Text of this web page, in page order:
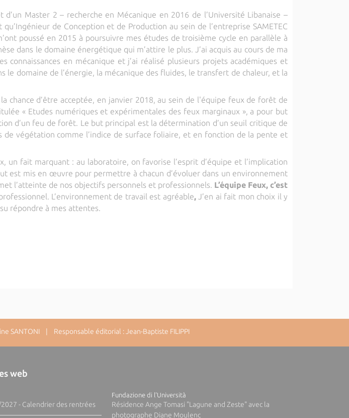
Master 2 – recherche en Mécanique en 2016 de l’Université Libanaise –
de Conception et de Production au sein de l’entreprise SAMETEC
poussé en 2015 à poursuivre mes études de troisième cycle en parallèle à
dans le domaine énergétique qui m’attire le plus. J’ai acquis au cours de ma
en mécanique et j’ai réalisé plusieurs projets académiques et
le domaine de l’énergie, la mécanique des fluides, le transfert de chaleur, et la
chance d’être acceptée, en janvier 2018, au sein de l'équipe feux de forêt de
« Etudes numériques et expérimentales des feux marginaux », a pour but
d’un feu de forêt. Le but principal est la détermination d’un seuil critique de
végétation comme l’indice de surface foliaire, et en fonction de la pente et
un fait marquant : au laboratoire, on favorise l’esprit d’équipe et l’implication
est mis en œuvre pour permettre à chacun d’évoluer dans un environnement
l’atteinte de nos objectifs personnels et professionnels. L’équipe Feux, c’est
L’environnement de travail est agréable,J’en ai fait mon choix il y
répondre à mes attentes.
SANTONI | Responsable éditorial : Jean-Baptiste FILIPPI
web
- Calendrier des rentrées
Fundazione di l'Università
Résidence Ange Tomasi "Lagune and Zeste" avec la
photographe Diane Moulenc